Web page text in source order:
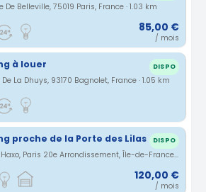
De Belleville, 75019 Paris, France · 1.03 km
85,00 €
/ mois
à louer DISPO
La Dhuys, 93170 Bagnolet, France · 1.05 km
proche de la Porte des Lilas DISPO
85 Rue Haxo, Paris 20e Arrondissement, Île-de-France, France · 1.06 km
120,00 €
/ mois